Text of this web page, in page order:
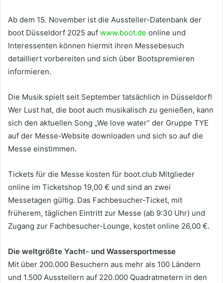
Ab dem 15. November ist die Aussteller-Datenbank der
boot Düsseldorf 2025 auf www.boot.de online und
Interessenten können hiermit ihren Messebesuch
detailliert vorbereiten und sich über Bootspremieren
informieren.
Die Musik spielt seit September tatsächlich in Düsseldorf!
Wer Lust hat, die boot auch musikalisch zu genießen, kann
sich den aktuellen Song „We love water“ der Gruppe TYE
auf der Messe-Website downloaden und sich so auf die
Messe einstimmen.
Tickets für die Messe kosten für boot.club Mitglieder
online im Ticketshop 19,00 € und sind an zwei
Messetagen gültig. Das Fachbesucher-Ticket, mit
früherem, täglichen Eintritt zur Messe (ab 9:30 Uhr) und
Zugang zur Fachbesucher-Lounge, kostet online 26,00 €.
Die weltgrößte Yacht- und Wassersportmesse
Mit über 200.000 Besuchern aus mehr als 100 Ländern
und 1.500 Ausstellern auf 220.000 Quadratmetern in den